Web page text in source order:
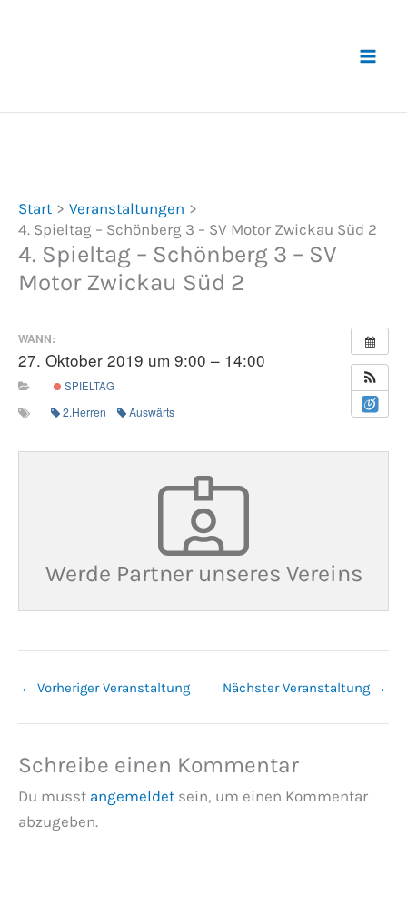
Start
Veranstaltungen
4. Spieltag – Schönberg 3 – SV Motor Zwickau Süd 2
4. Spieltag – Schönberg 3 – SV
Motor Zwickau Süd 2
WANN:
27. Oktober 2019 um 9:00 – 14:00
SPIELTAG
2.Herren Auswärts
Werde Partner unseres Vereins
← Vorheriger Veranstaltung Nächster Veranstaltung →
Schreibe einen Kommentar
Du musst angemeldet sein, um einen Kommentar
abzugeben.